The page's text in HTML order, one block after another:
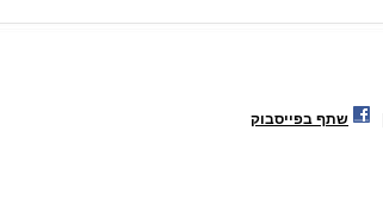
שתף בפייסבוק